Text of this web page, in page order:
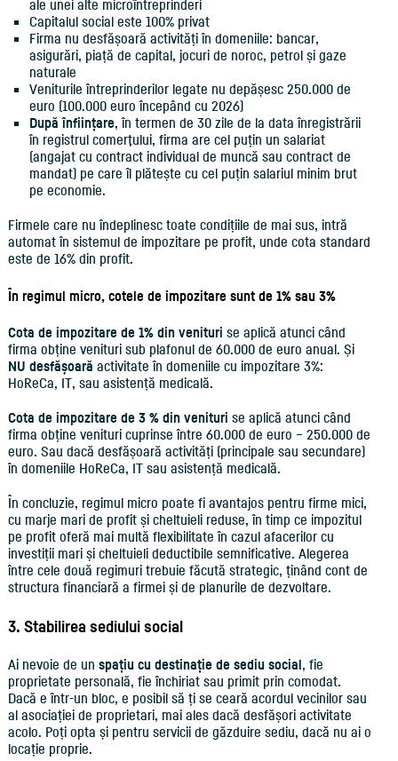
ale unei alte microîntreprinderi
Capitalul social este 100% privat
Firma nu desfășoară activități în domeniile: bancar,
asigurări, piață de capital, jocuri de noroc, petrol și gaze
naturale
Veniturile întreprinderilor legate nu depășesc 250.000 de
euro (100.000 euro începând cu 2026)
După înființare, în termen de 30 zile de la data înregistrării
în registrul comerţului, firma are cel puțin un salariat
(angajat cu contract individual de muncă sau contract de
mandat) pe care îl plătește cu cel puțin salariul minim brut
pe economie.
Firmele care nu îndeplinesc toate condițiile de mai sus, intră
automat în sistemul de impozitare pe profit, unde cota standard
este de 16% din profit.
În regimul micro, cotele de impozitare sunt de 1% sau 3%
Cota de impozitare de 1% din venituri se aplică atunci când
firma obține venituri sub plafonul de 60.000 de euro anual. Și
NU desfășoară activitate în domeniile cu impozitare 3%:
HoReCa, IT, sau asistență medicală.
Cota de impozitare de 3 % din venituri se aplică atunci când
firma obține venituri cuprinse între 60.000 de euro – 250.000 de
euro. Sau dacă desfășoară activități (principale sau secundare)
în domeniile HoReCa, IT sau asistență medicală.
În concluzie, regimul micro poate fi avantajos pentru firme mici,
cu marje mari de profit și cheltuieli reduse, în timp ce impozitul
pe profit oferă mai multă flexibilitate în cazul afacerilor cu
investiții mari și cheltuieli deductibile semnificative. Alegerea
între cele două regimuri trebuie făcută strategic, ținând cont de
structura financiară a firmei și de planurile de dezvoltare.
3. Stabilirea sediului social
Ai nevoie de un spațiu cu destinație de sediu social, fie
proprietate personală, fie închiriat sau primit prin comodat.
Dacă e într-un bloc, e posibil să ți se ceară acordul vecinilor sau
al asociației de proprietari, mai ales dacă desfășori activitate
acolo. Poți opta și pentru servicii de găzduire sediu, dacă nu ai o
locație proprie.